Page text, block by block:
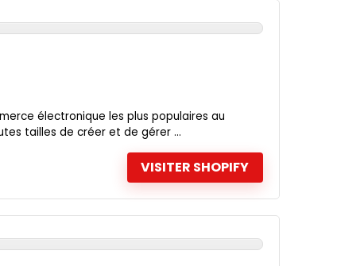
électronique les plus populaires au
tailles de créer et de gérer ...
VISITER SHOPIFY